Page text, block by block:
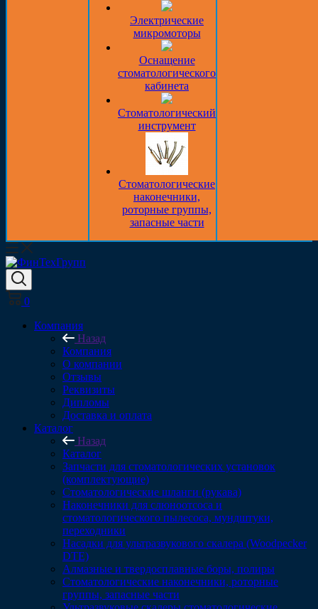
Электрические
микромоторы
Оснащение
стоматологического
кабинета
Стоматологический
инструмент
Стоматологические
наконечники,
роторные группы,
запасные части
0
Компания
Назад
Компания
О компании
Отзывы
Реквизиты
Дипломы
Доставка и оплата
Каталог
Назад
Каталог
Запчасти для стоматологических установок
(комплектующие)
Стоматологические шланги (рукава)
Наконечники для слюноотсоса и
стоматологического пылесоса, мундштуки,
переходники
Насадки для ультразвукового скалера (Woodpecker
DTE)
Алмазные и твердосплавные боры, полиры
Стоматологические наконечники, роторные
группы, запасные части